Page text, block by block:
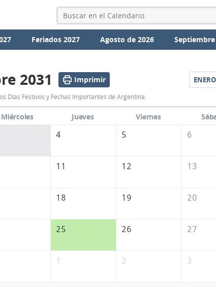
Feriados 2027 Agosto de 2026
Calendario
Diciembre
2031
Argentina
2031 Imprimir ENERO
Días Festivos y Fechas Importantes de Argentina.
Miércoles Jueves Viernes
4 5 6
11 12 13
18 19 20
25 26 27
1 2 3